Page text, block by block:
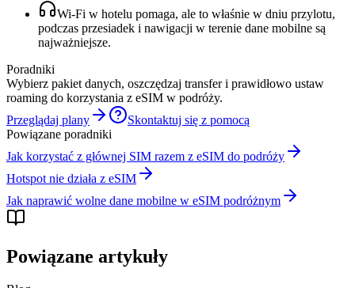
Wi‑Fi w hotelu pomaga, ale to właśnie w dniu przylotu,
podczas przesiadek i nawigacji w terenie dane mobilne są
najważniejsze.
Poradniki
Wybierz pakiet danych, oszczędzaj transfer i prawidłowo ustaw
roaming do korzystania z eSIM w podróży.
Przeglądaj plany
Skontaktuj się z pomocą
Powiązane poradniki
Jak korzystać z głównej SIM razem z eSIM do podróży
Hotspot nie działa z eSIM
Jak naprawić wolne dane mobilne w eSIM podróżnym
Powiązane artykuły